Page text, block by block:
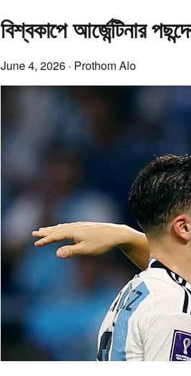
বিশ্বকাপে আর্জেন্টিনার
June 4, 2026 · Prothom Alo